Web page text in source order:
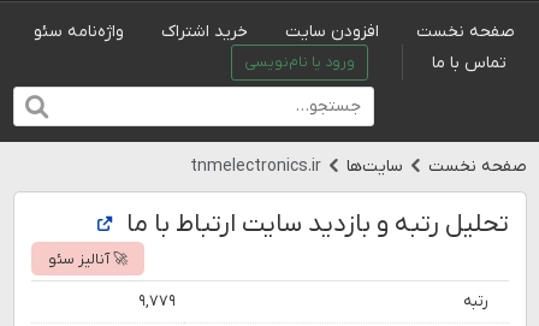
صفحه نخست افزودن سایت خرید اشتراک
واژه‌نامه سئو
تماس با ما
ورود یا نام‌نویسی
صفحه نخست سایت‌ها tnmelectronics.ir
تحلیل رتبه و بازدید سایت ارتباط با ما
🚀 آنالیز سئو
رتبه ۹,۷۷۹